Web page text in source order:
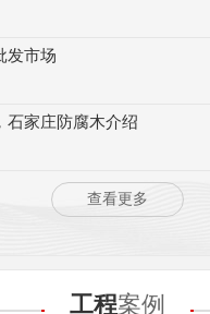
发市场
石家庄防腐木介绍
查看更多
工程案例